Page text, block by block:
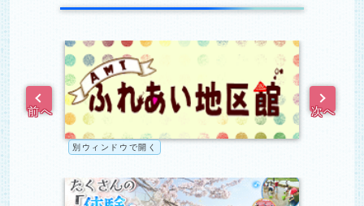
関連リンク1
前へ
別ウィンドウで開く 別ウィン
次へ
関連リンク2